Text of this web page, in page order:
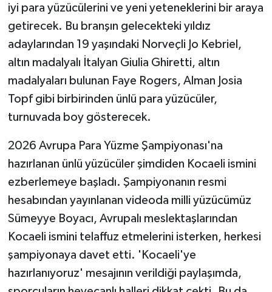
iyi para yüzücülerini ve yeni yeteneklerini bir araya
getirecek. Bu branşın gelecekteki yıldız
adaylarından 19 yaşındaki Norveçli Jo Kebriel,
altın madalyalı İtalyan Giulia Ghiretti, altın
madalyaları bulunan Faye Rogers, Alman Josia
Topf gibi birbirinden ünlü para yüzücüler,
turnuvada boy gösterecek.
2026 Avrupa Para Yüzme Şampiyonası'na
hazırlanan ünlü yüzücüler şimdiden Kocaeli ismini
ezberlemeye başladı. Şampiyonanın resmi
hesabından yayınlanan videoda milli yüzücümüz
Sümeyye Boyacı, Avrupalı meslektaşlarından
Kocaeli ismini telaffuz etmelerini isterken, herkesi
şampiyonaya davet etti. 'Kocaeli'ye
hazırlanıyoruz' mesajının verildiği paylaşımda,